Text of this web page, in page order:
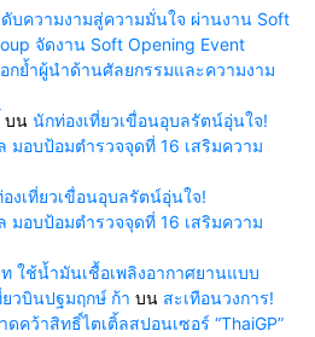
ดับความงามสู่ความมั่นใจ ผ่านงาน Soft
จัดงาน Soft Opening Event
ย้ำผู้นำด้านศัลยกรรมและความงาม
บน นักท่องเที่ยวเขื่อนอุบลรัตน์อุ่นใจ!
มอบป้อมตำรวจจุดที่ 16 เสริมความ
งเที่ยวเขื่อนอุบลรัตน์อุ่นใจ!
มอบป้อมตำรวจจุดที่ 16 เสริมความ
ท ใช้น้ำมันเชื้อเพลิงอากาศยานแบบ
ยวบินปฐมฤกษ์ ก้า บน สะเทือนวงการ!
คว้าสิทธิ์ไตเติ้ลสปอนเซอร์ “ThaiGP”